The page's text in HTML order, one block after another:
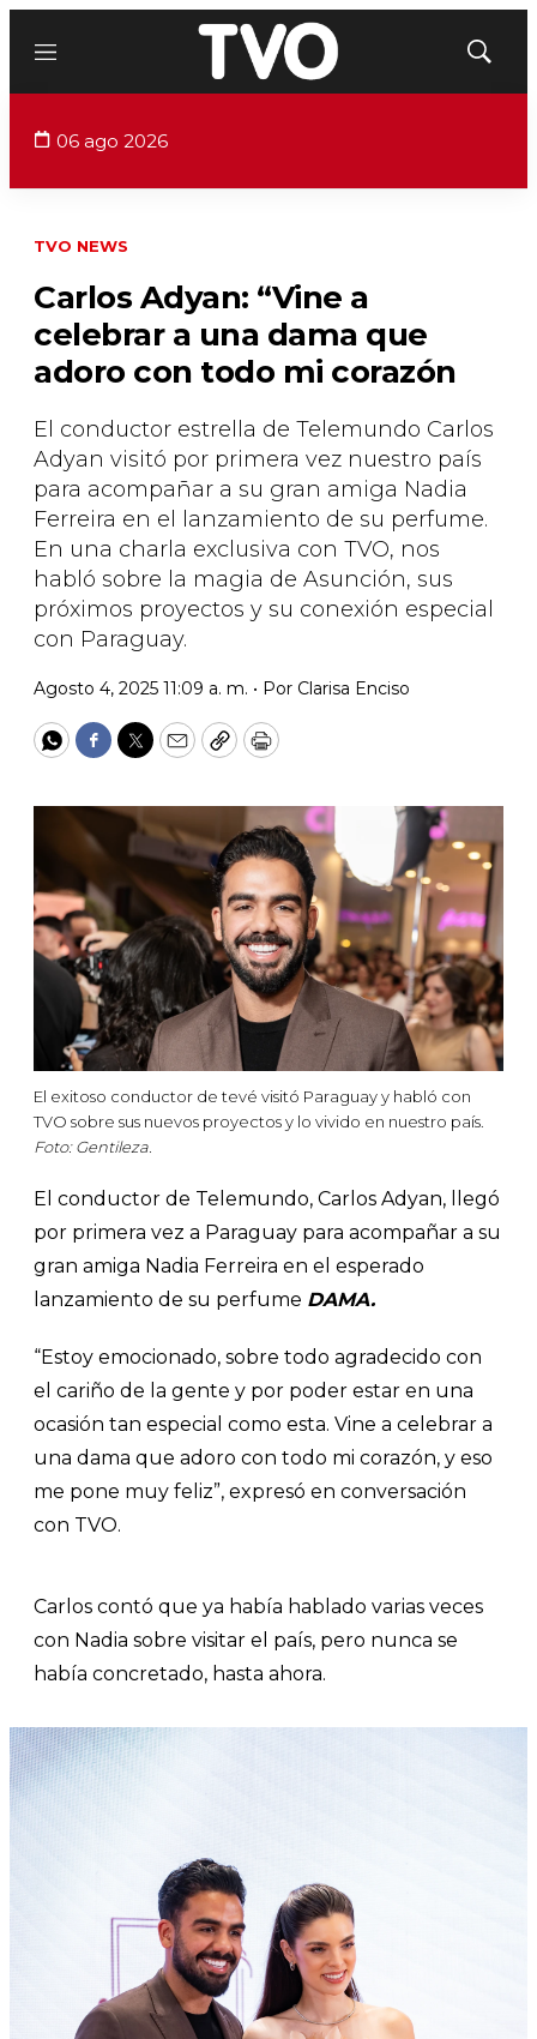
Menú
Mostrar
06 ago 2026
TVO NEWS
Carlos Adyan: “Vine a
celebrar a una dama que
adoro con todo mi corazón
El conductor estrella de Telemundo Carlos
Adyan visitó por primera vez nuestro país
para acompañar a su gran amiga Nadia
Ferreira en el lanzamiento de su perfume.
En una charla exclusiva con TVO, nos
habló sobre la magia de Asunción, sus
próximos proyectos y su conexión especial
con Paraguay.
Agosto 4, 2025 11:09 a. m. • Por Clarisa Enciso
WhatsApp
Facebook
Twitter
EmailCopyPrint
El exitoso conductor de tevé visitó Paraguay y habló con
TVO sobre sus nuevos proyectos y lo vivido en nuestro país.
Foto: Gentileza.
El conductor de Telemundo, Carlos Adyan, llegó
por primera vez a Paraguay para acompañar a su
gran amiga Nadia Ferreira en el esperado
lanzamiento de su perfume DAMA.
“Estoy emocionado, sobre todo agradecido con
el cariño de la gente y por poder estar en una
ocasión tan especial como esta. Vine a celebrar a
una dama que adoro con todo mi corazón, y eso
me pone muy feliz”, expresó en conversación
con TVO.
Carlos contó que ya había hablado varias veces
con Nadia sobre visitar el país, pero nunca se
había concretado, hasta ahora.